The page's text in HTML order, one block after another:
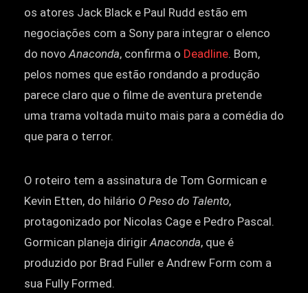
os atores Jack Black e Paul Rudd estão em
negociações com a Sony para integrar o elenco
do novoAnaconda, confirma o Deadline. Bom,
pelos nomes que estão rondando a produção
parece claro que o filme de aventura pretende
uma trama voltada muito mais para a comédia do
que para o terror.
O roteiro tem a assinatura de Tom Gormican e
Kevin Etten, do hilário O Peso do Talento,
protagonizado por Nicolas Cage e Pedro Pascal.
Gormican planeja dirigirAnaconda, que é
produzido por Brad Fuller e Andrew Form com a
sua Fully Formed.